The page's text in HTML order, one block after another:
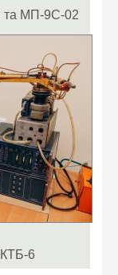
та МП-9С-02
6